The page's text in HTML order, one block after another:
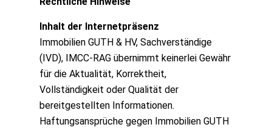
Inhalt der Internetpräsenz
Immobilien GUTH & HV, Sachverständige
(IVD), IMCC-RAG übernimmt keinerlei Gewähr
für die Aktualität, Korrektheit,
Vollständigkeit oder Qualität der
bereitgestellten Informationen.
Haftungsansprüche gegen Immobilien GUTH